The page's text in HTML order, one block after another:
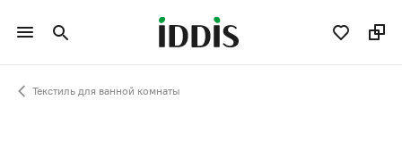
Текстиль для ванной комнаты